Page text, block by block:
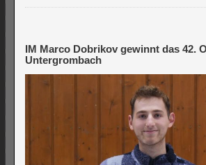
IM Marco Dobrikov gewinnt das 42.
Untergrombach